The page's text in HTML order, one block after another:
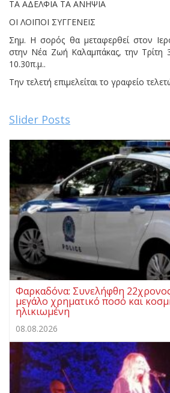
ΤΑ ΑΔΕΛΦΙΑ ΤΑ ΑΝΗΨΙΑ
ΟΙ ΛΟΙΠΟΙ ΣΥΓΓΕΝΕΙΣ
Σημ. Η σορός θα μεταφερθεί στον
στην Νέα Ζωή Καλαμπάκας, την
10.30π.μ..
Την τελετή επιμελείται το γραφείο
Slider Posts
Φαρκαδόνα: Συνελήφθη
μεγάλο χρηματικό ποσό και
ηλικιωμένη
08.08.2026